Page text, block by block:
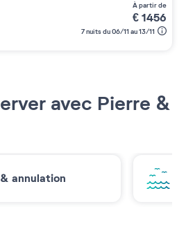
à partir de
€1456
7 nuits du 06/11 au 13/11
avec Pierre &
annulation